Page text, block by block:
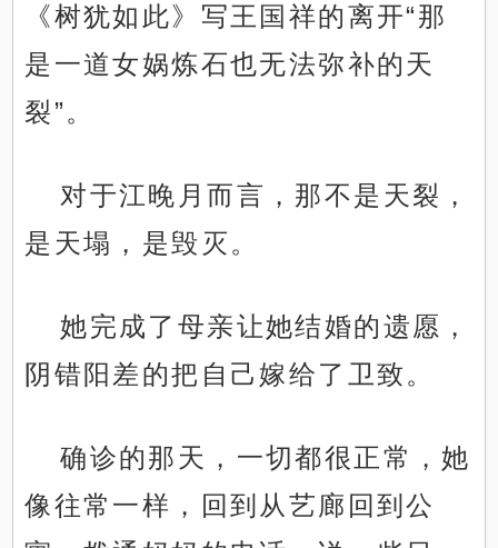
《树犹如此》写王国祥的离开“那
是一道女娲炼石也无法弥补的天
裂”。
对于江晚月而言，那不是天裂，
是天塌，是毁灭。
她完成了母亲让她结婚的遗愿，
阴错阳差的把自己嫁给了卫致。
确诊的那天，一切都很正常，她
像往常一样，回到从艺廊回到公